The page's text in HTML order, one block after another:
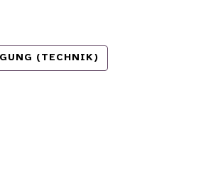
(TECHNIK)